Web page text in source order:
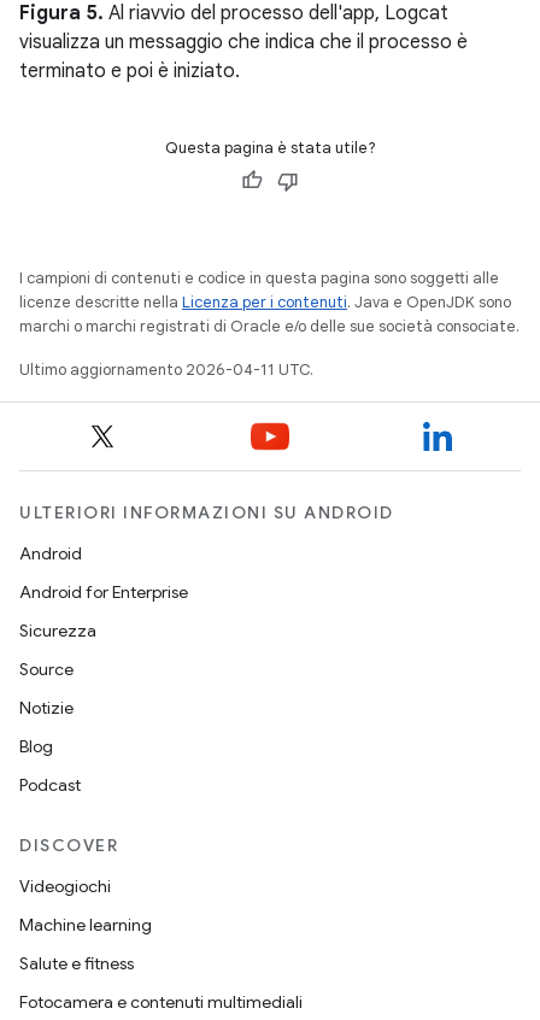
Figura 5. Al riavvio del processo dell'app, Logcat
visualizza un messaggio che indica che il processo è
terminato e poi è iniziato.
Questa pagina è stata utile?
I campioni di contenuti e codice in questa pagina sono soggetti alle
licenze descritte nella Licenza per i contenuti. Java e OpenJDK sono
marchi o marchi registrati di Oracle e/o delle sue società consociate.
Ultimo aggiornamento 2026-04-11 UTC.
ULTERIORI INFORMAZIONI SU ANDROID
Android
Android for Enterprise
Sicurezza
Source
Notizie
Blog
Podcast
DISCOVER
Videogiochi
Machine learning
Salute e fitness
Fotocamera e contenuti multimediali